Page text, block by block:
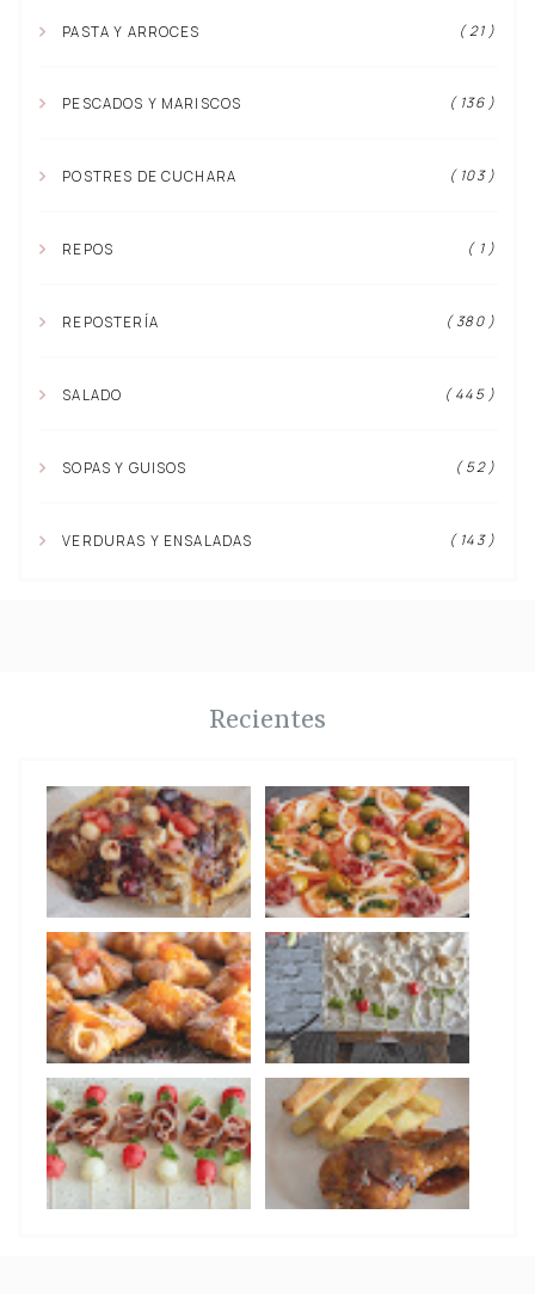
PASTA Y ARROCES ( 21 )
PESCADOS Y MARISCOS ( 136 )
POSTRES DE CUCHARA ( 103 )
REPOS ( 1 )
REPOSTERÍA ( 380 )
SALADO ( 445 )
SOPAS Y GUISOS ( 52 )
VERDURAS Y ENSALADAS ( 143 )
Recientes